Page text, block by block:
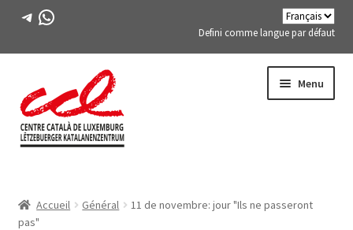
Télégramme
WhatsApp
Defini comme langue par défaut
la
navigation
au
contenu
Menu
menu
ACTIVITÉS
Expand
Accueil Général
11 de novembre: jour "Ils ne passeront
pas"